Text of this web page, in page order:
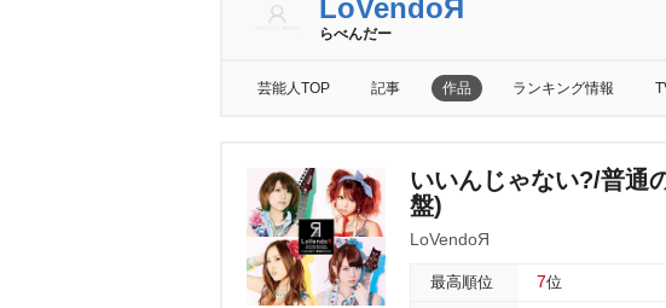
LoVendoЯ
らべんだー
芸能人TOP 記事 作品 ランキング情報
いいんじゃない?/普通
盤)
LoVendoЯ
最高順位 7位